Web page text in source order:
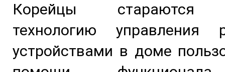
Корейцы стараются
технологию управления
устройствами в доме